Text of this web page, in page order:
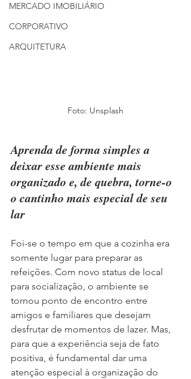
MERCADO IMOBILIÁRIO
CORPORATIVO
ARQUITETURA
Foto: Unsplash
Aprenda de forma simples a
deixar esse ambiente mais
organizado e, de quebra, torne-o
o cantinho mais especial de seu
lar
Foi-se o tempo em que a cozinha era
somente lugar para preparar as
refeições. Com novo status de local
para socialização, o ambiente se
tornou ponto de encontro entre
amigos e familiares que desejam
desfrutar de momentos de lazer. Mas,
para que a experiência seja de fato
positiva, é fundamental dar uma
atenção especial à organização do